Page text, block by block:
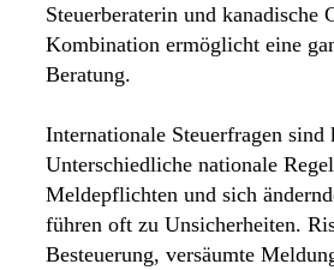
Steuerberaterin und kanadische
Kombination ermöglicht eine
Beratung.
Internationale Steuerfragen sind
Unterschiedliche nationale
Meldepflichten und sich
führen oft zu Unsicherheiten.
Besteuerung, versäumte